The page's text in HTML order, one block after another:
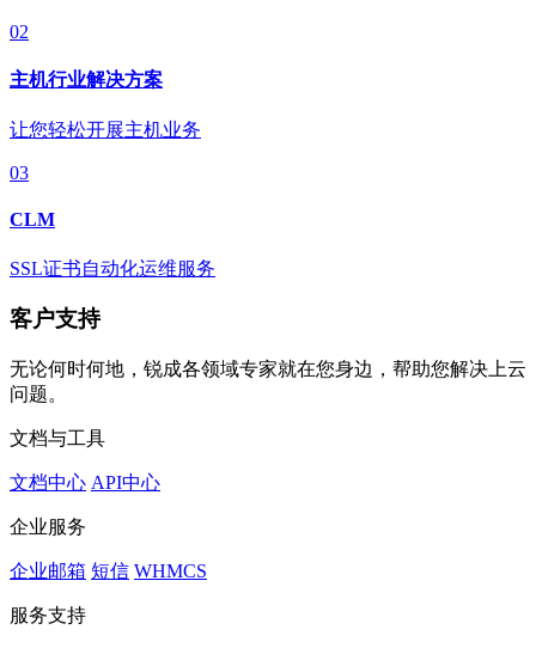
02
主机行业解决方案
让您轻松开展主机业务
03
CLM
SSL证书自动化运维服务
客户支持
无论何时何地，锐成各领域专家就在您身边，帮助您解决上云
问题。
文档与工具
文档中心 API中心
企业服务
企业邮箱 短信 WHMCS
服务支持